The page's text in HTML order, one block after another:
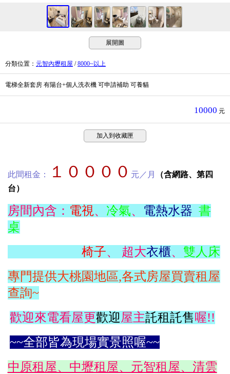
展開圖
分類位置 ： 元智內壢租屋 /8000~以上
電梯全新套房 有陽台+個人洗衣機 可申請補助 可養貓
10000 元
加入到收藏匣
此間租金： １００００ 元／月
（含網路、第四
台）
房間內含： 電視、 冷氣、 電熱水器 書
桌
椅子、 超大衣櫃、 雙人床
專門提供大桃園地區,各式房屋買賣租屋
查詢~
歡迎來電看屋更歡迎屋主託租託售喔!!
~~全部皆為現場實景照喔~~
中原租屋、中壢租屋、元智租屋、清雲